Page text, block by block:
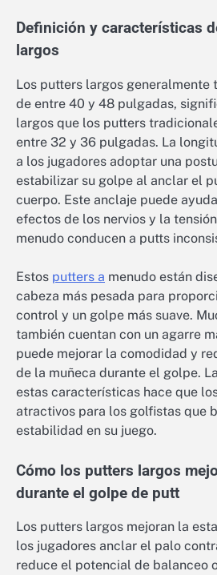
Definición y características
largos
Los putters largos generalmente
de entre 40 y 48 pulgadas,
largos que los putters
entre 32 y 36 pulgadas. La
a los jugadores adoptar una
estabilizar su golpe al anclar el
cuerpo. Este anclaje puede
efectos de los nervios y la
menudo conducen a putts
Estos putters a menudo están
cabeza más pesada para
control y un golpe más suave.
también cuentan con un agarre
puede mejorar la comodidad y
de la muñeca durante el golpe.
estas características hace que
atractivos para los golfistas que
estabilidad en su juego.
Cómo los putters largos
durante el golpe de putt
Los putters largos mejoran la
los jugadores anclar el palo
reduce el potencial de balanceo